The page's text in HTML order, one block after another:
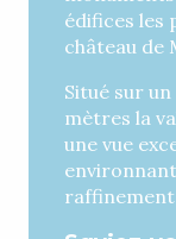
édifices les
château de
Situé sur
mètres la
une vue